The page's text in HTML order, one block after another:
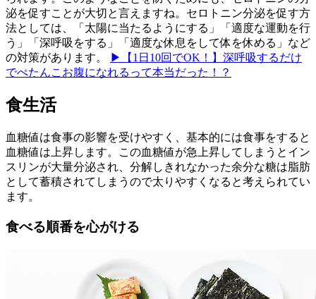
泌を促すことが大切と言えますね。セロトニン分泌を促す方
法としては、「太陽に当たるようにする」「適度な運動を行
う」「深呼吸をする」「適度な休息をして体を休める」など
の対策があります。
▶【1日10回でOK！】深呼吸するだけ
でぺたんこお腹になれるって本当だった！？
食生活
血糖値は食事の影響を受けやすく、基本的には食事をすると
血糖値は上昇します。この血糖値が急上昇してしまうとイン
スリンが大量分泌され、分解しきれなかった余分な糖は脂肪
として蓄積されてしまうので太りやすくなると考えられてい
ます。
食べる順番を心がける